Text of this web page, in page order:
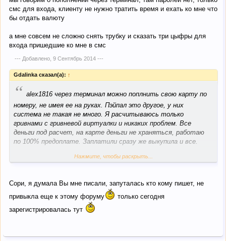
смс для входа, клиенту не нужно тратить время и ехать ко мне что
бы отдать валюту
а мне совсем не сложно снять трубку и сказать три цыфры для
входа пришедшие ко мне в смс
--- Добавлено, 9 Сентябрь 2014---
Gdalinka сказал(а): ↑
“ alex1816 через терминал можно поплнить свою карту по
номеру, не имея ее на руках. Пэйпал это другое, у них
система не такая не много. Я расчитываюсь только
гривнами с гривневой виртуалки и никаких проблем. Все
деньги под расчет, на карте деньги не храняться, работаю
по 100% предоплате. Заплатили сразу же выкупила и все.
ЛИДИЯ Умельцев много как воспользоваться вашими
Нажмите, чтобы раскрыть...
Сори, я думала Вы мне писали, запуталась кто кому пишет, не
привыкла еще к этому форуму
только сегодня
зарегистрировалась тут